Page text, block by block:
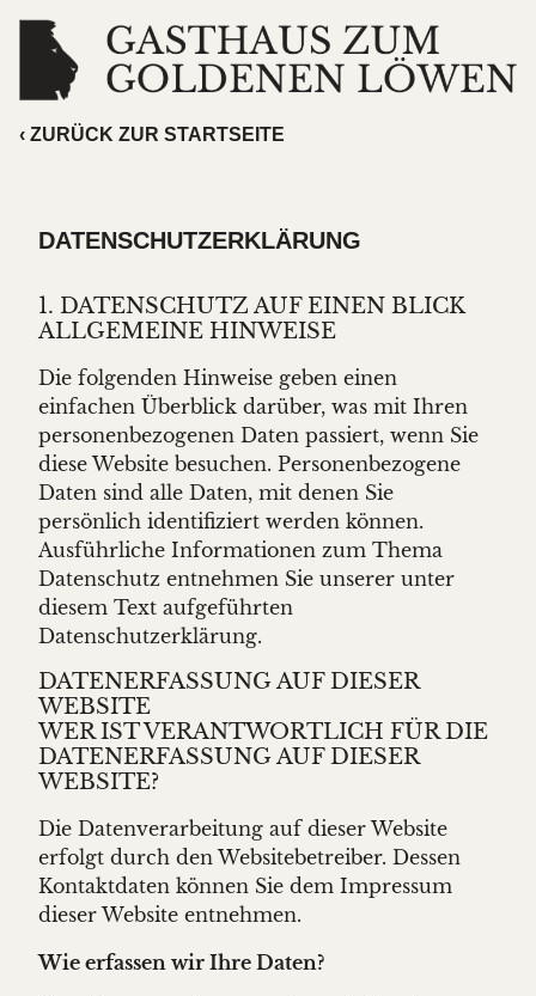
‹ ZURÜCK ZUR STARTSEITE
DATENSCHUTZ­ERKLÄRUNG
1. DATENSCHUTZ AUF EINEN BLICK
ALLGEMEINE HINWEISE
Die folgenden Hinweise geben einen
einfachen Überblick darüber, was mit Ihren
personenbezogenen Daten passiert, wenn Sie
diese Website besuchen. Personenbezogene
Daten sind alle Daten, mit denen Sie
persönlich identifiziert werden können.
Ausführliche Informationen zum Thema
Datenschutz entnehmen Sie unserer unter
diesem Text aufgeführten
Datenschutzerklärung.
DATENERFASSUNG AUF DIESER
WEBSITE
WER IST VERANTWORTLICH FÜR DIE
DATENERFASSUNG AUF DIESER
WEBSITE?
Die Datenverarbeitung auf dieser Website
erfolgt durch den Websitebetreiber. Dessen
Kontaktdaten können Sie dem Impressum
dieser Website entnehmen.
Wie erfassen wir Ihre Daten?